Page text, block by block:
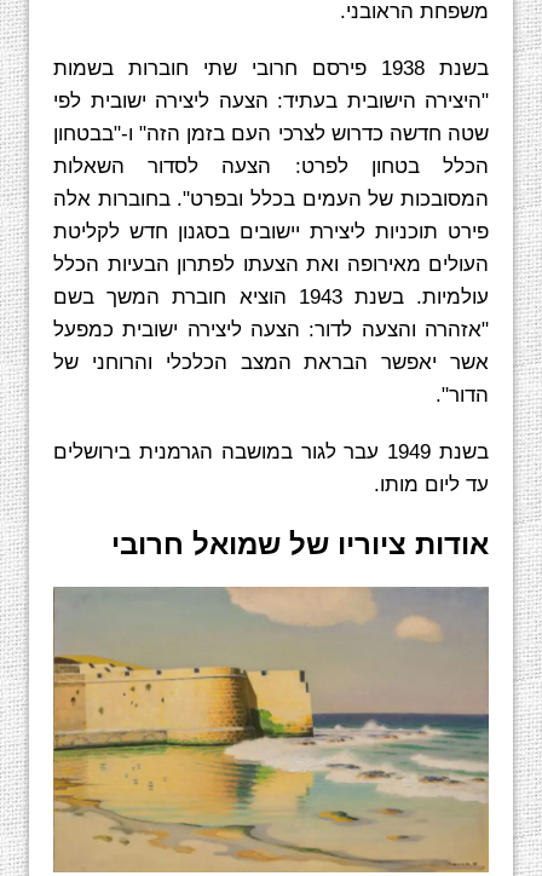
משפחת הראובני.
בשנת 1938 פירסם חרובי שתי חוברות בשמות
"היצירה הישובית בעתיד: הצעה ליצירה ישובית לפי
שטה חדשה כדרוש לצרכי העם בזמן הזה" ו-"בבטחון
הכלל בטחון לפרט: הצעה לסדור השאלות
המסובכות של העמים בכלל ובפרט". בחוברות אלה
פירט תוכניות ליצירת יישובים בסגנון חדש לקליטת
העולים מאירופה ואת הצעתו לפתרון הבעיות הכלל
עולמיות. בשנת 1943 הוציא חוברת המשך בשם
"אזהרה והצעה לדור: הצעה ליצירה ישובית כמפעל
אשר יאפשר הבראת המצב הכלכלי והרוחני של
הדור".
בשנת 1949 עבר לגור במושבה הגרמנית בירושלים
עד ליום מותו.
אודות ציוריו של שמואל חרובי